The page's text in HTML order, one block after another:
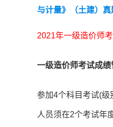
与计量》（土建）真
2021年一级造价师
一级造价师考试成绩
参加4个科目考试(级
人员须在2个考试年